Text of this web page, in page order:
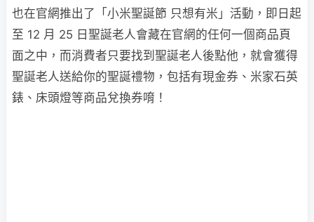
也在官網推出了「小米聖誕節 只想有米」活動，即日起
至 12 月 25 日聖誕老人會藏在官網的任何一個商品頁
面之中，而消費者只要找到聖誕老人後點他，就會獲得
聖誕老人送給你的聖誕禮物，包括有現金券、米家石英
錶、床頭燈等商品兌換券唷！